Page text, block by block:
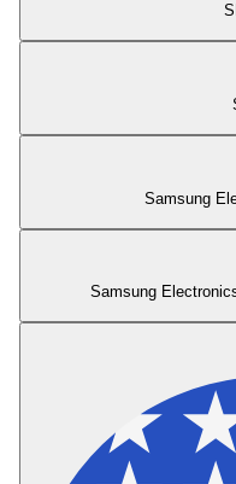
Samsung
Samsung